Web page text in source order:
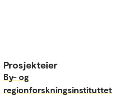
Prosjekteier
By- og
regionforskningsinstituttet